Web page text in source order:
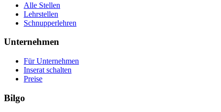
Alle Stellen
Lehrstellen
Schnupperlehren
Unternehmen
Für Unternehmen
Inserat schalten
Preise
Bilgo